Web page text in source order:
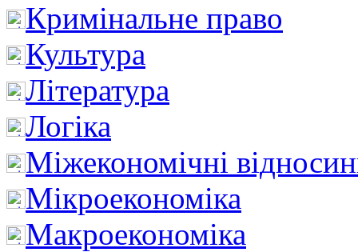
Кримінальне право
Культура
Література
Логіка
Міжекономічні
Мікроекономіка
Макроекономіка